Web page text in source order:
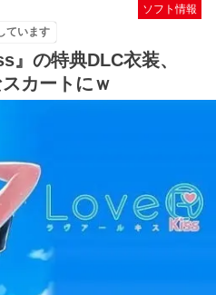
ソフト情報
ています
の特典DLC衣装、
カートにｗ